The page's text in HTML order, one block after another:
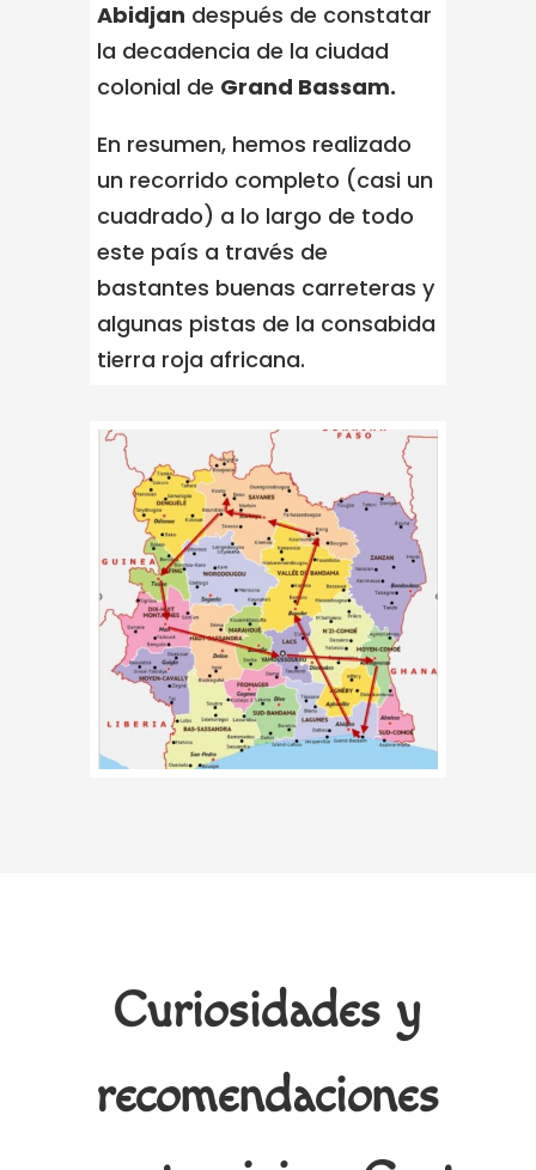
Abidjan después de constatar
la decadencia de la ciudad
colonial de Grand Bassam.
En resumen, hemos realizado
un recorrido completo (casi un
cuadrado) a lo largo de todo
este país a través de
bastantes buenas carreteras y
algunas pistas de la consabida
tierra roja africana.
Curiosidades y
recomendaciones